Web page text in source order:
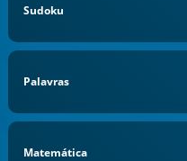
Sudoku
Palavras
Matemática